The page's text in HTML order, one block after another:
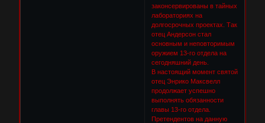
законсервированы в тайных
лабораториях на
долгосрочных проектах. Так
отец Андерсон стал
основным и неповторимым
оружием 13-го отдела на
сегодняшний день.
В настоящий момент святой
отец Энрико Максвелл
продолжает успешно
выполнять обязанности
главы 13-го отдела.
Претендентов на данную